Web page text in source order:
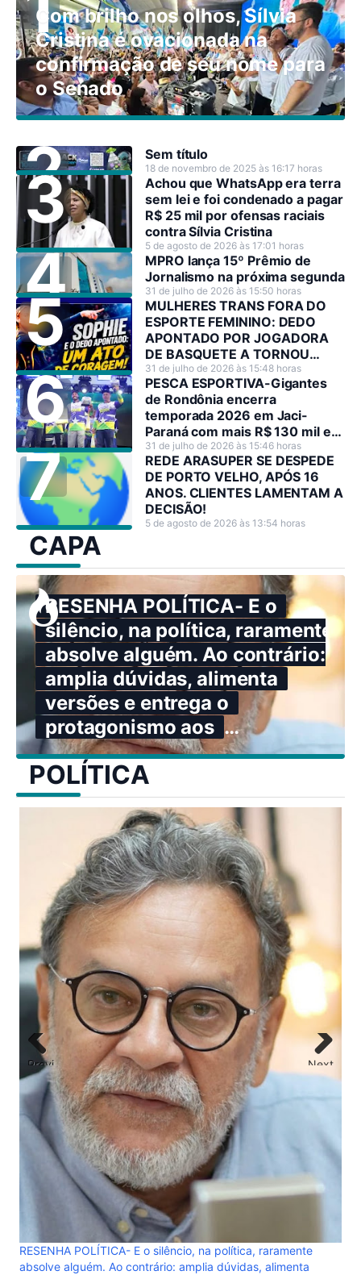
Com brilho nos olhos, Sílvia
Cristina é ovacionada na
confirmação de seu nome para
o Senado
Sem título
18 de novembro de 2025 às 16:17 horas
Achou que WhatsApp era terra
sem lei e foi condenado a pagar
R$ 25 mil por ofensas raciais
contra Sílvia Cristina
5 de agosto de 2026 às 17:01 horas
MPRO lança 15º Prêmio de
Jornalismo na próxima segunda
31 de julho de 2026 às 15:50 horas
MULHERES TRANS FORA DO
ESPORTE FEMININO: DEDO
APONTADO POR JOGADORA
DE BASQUETE A TORNOU
HEROÍNA NO SEU PAÍS
31 de julho de 2026 às 15:48 horas
PESCA ESPORTIVA-Gigantes
de Rondônia encerra
temporada 2026 em Jaci-
Paraná com mais R$ 130 mil em
premiações
31 de julho de 2026 às 15:46 horas
REDE ARASUPER SE DESPEDE
DE PORTO VELHO, APÓS 16
ANOS. CLIENTES LAMENTAM A
DECISÃO!
5 de agosto de 2026 às 13:54 horas
CAPA
RESENHA POLÍTICA- E o
silêncio, na política, raramente
absolve alguém. Ao contrário:
amplia dúvidas, alimenta
versões e entrega o
protagonismo aos
adversários.
POLÍTICA
na política, raramente
dúvidas, alimenta
ELEIÇÕES 2026- Propaganda
de agosto
Previ
ous
Next